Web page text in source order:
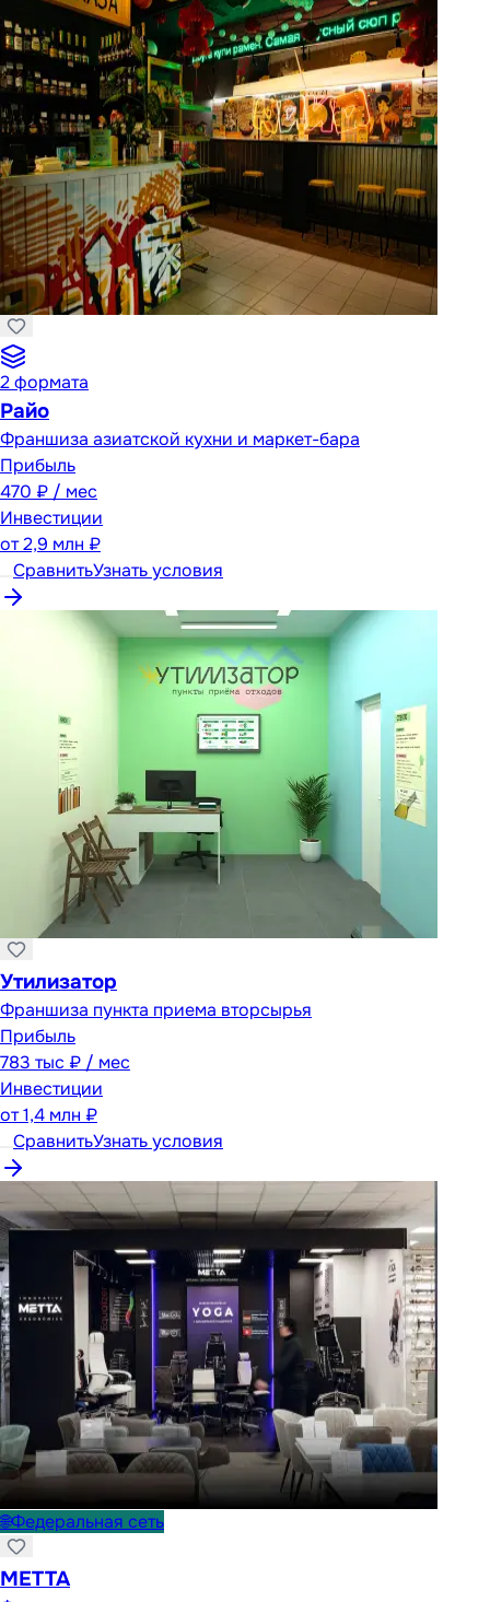
2формата
Райо
Франшиза азиатской кухни и маркет-бара
Прибыль
470 ₽ / мес
Инвестиции
от2,9 млн ₽
СравнитьУзнать условия
Утилизатор
Франшиза пункта приема вторсырья
Прибыль
783 тыс ₽ / мес
Инвестиции
от1,4 млн ₽
СравнитьУзнать условия
🌐Федеральная сеть
METTA